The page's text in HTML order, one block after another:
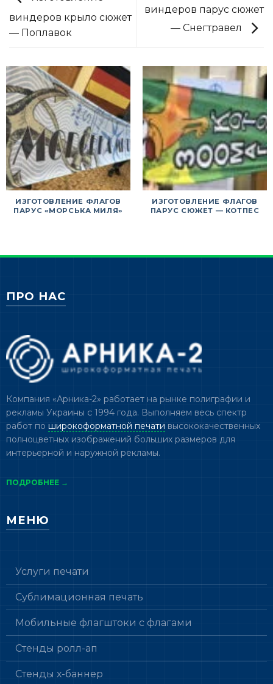
виндеров крыло сюжет
— Поплавок
виндеров парус сюжет
— Снегтравел
ИЗГОТОВЛЕНИЕ ФЛАГОВ
ПАРУС «МОРСЬКА МИЛЯ»
ИЗГОТОВЛЕНИЕ ФЛАГОВ
ПАРУС СЮЖЕТ — КОТПЕС
ПРО НАС
Компания «Арника-2» работает на рынке полиграфии и
рекламы Украины с 1994 года. Выполняем весь спектр
работ по широкоформатной печати высококачественных
полноцветных изображений больших размеров для
интерьерной и наружной рекламы.
ПОДРОБНЕЕ →
МЕНЮ
Услуги печати
Сублимационная печать
Мобильные флагштоки с флагами
Стенды ролл-ап
Стенды х-баннер